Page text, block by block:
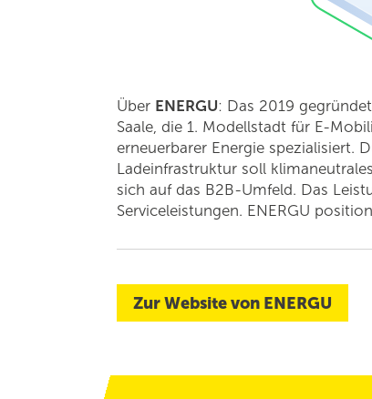
Über ENERGU: Das 2019
Saale, die 1. Modellstadt für E-
erneuerbarer Energie spezialisiert.
Ladeinfrastruktur soll
sich auf das B2B-Umfeld. Das
Serviceleistungen. ENERGU
Zur Website von ENERGU